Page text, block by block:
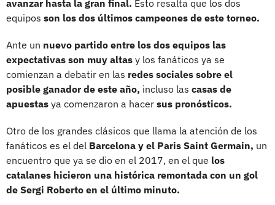
avanzar hasta la gran final. Esto resalta que los dos
equipos son los dos últimos campeones de este torneo.
Ante un nuevo partido entre los dos equipos las
expectativas son muy altas y los fanáticos ya se
comienzan a debatir en las redes sociales sobre el
posible ganador de este año, incluso las casas de
apuestas ya comenzaron a hacer sus pronósticos.
Otro de los grandes clásicos que llama la atención de los
fanáticos es el del Barcelona y el Paris Saint Germain, un
encuentro que ya se dio en el 2017, en el que los
catalanes hicieron una histórica remontada con un gol
de Sergi Roberto en el último minuto.